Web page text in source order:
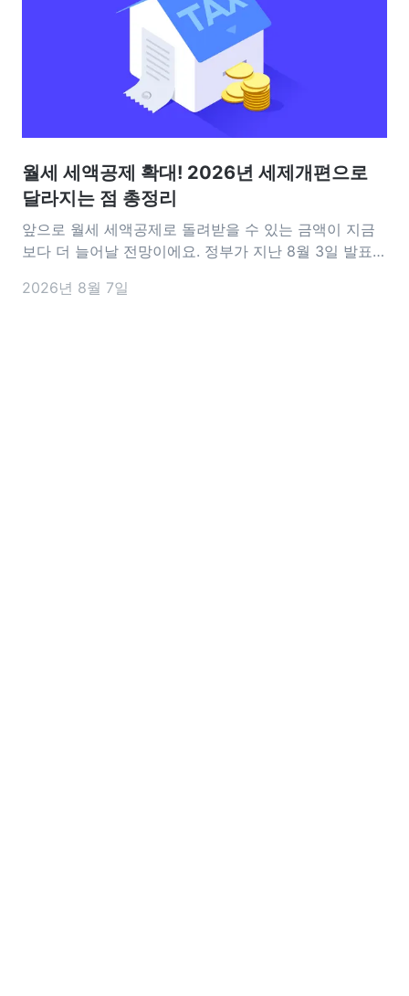
월세 세액공제 확대! 2026년 세제개편으로
달라지는 점 총정리
앞으로 월세 세액공제로 돌려받을 수 있는 금액이 지금
보다 더 늘어날 전망이에요. 정부가 지난 8월 3일 발표한
용이 담겼어요. 공제 대상이 되는 월세 한도는 기존 연
2026년 8월 7일